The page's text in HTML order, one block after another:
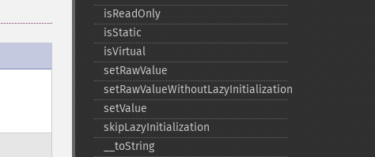
isReadOnly
isStatic
isVirtual
setRawValue
setRawValueWithoutLazyInitialization
setValue
skipLazyInitialization
_​_​toString